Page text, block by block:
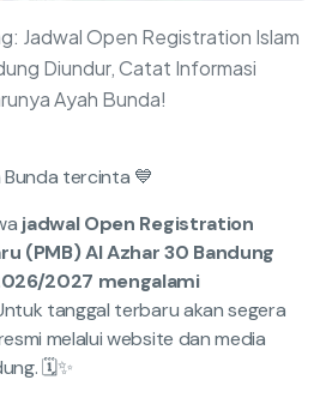
Jadwal Open Registration Islam
Diundur, Catat Informasi
Ayah Bunda!
Bunda tercinta 💙
jadwal Open Registration
(PMB) Al Azhar 30 Bandung
2027 mengalami
tanggal terbaru akan segera
melalui website dan media
🗓️✨